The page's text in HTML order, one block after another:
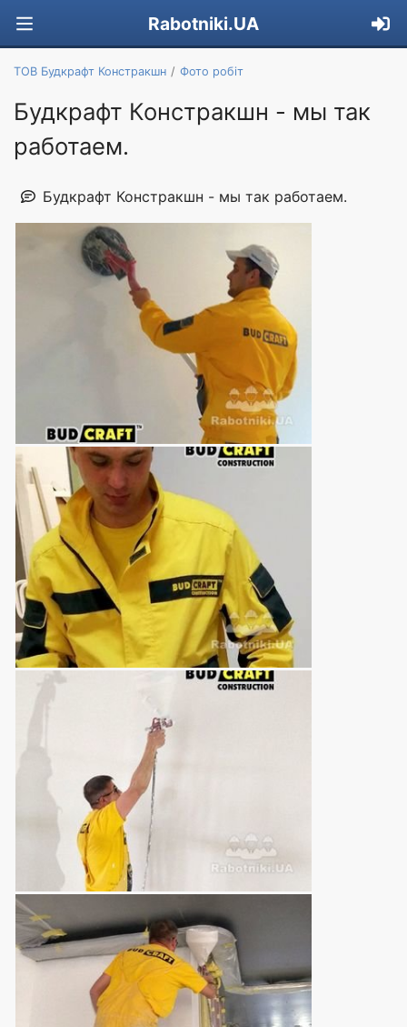
Rabotniki.UA
ТОВ Будкрафт Констракшн Фото робіт
Будкрафт Констракшн - мы так
работаем.
Будкрафт Констракшн - мы так работаем.